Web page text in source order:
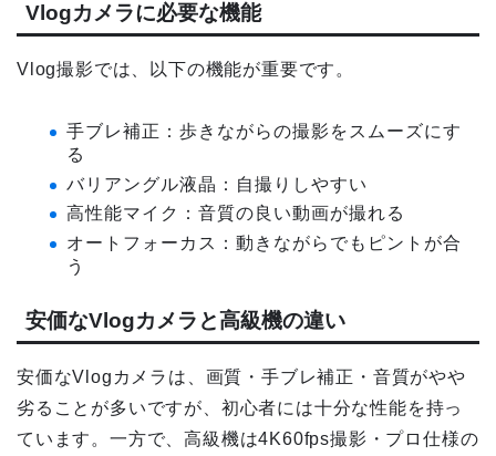
Vlogカメラに必要な機能
Vlog撮影では、以下の機能が重要です。
手ブレ補正：歩きながらの撮影をスムーズにす
る
バリアングル液晶：自撮りしやすい
高性能マイク：音質の良い動画が撮れる
オートフォーカス：動きながらでもピントが合
う
安価なVlogカメラと高級機の違い
安価なVlogカメラは、画質・手ブレ補正・音質がやや
劣ることが多いですが、初心者には十分な性能を持っ
ています。一方で、高級機は4K60fps撮影・プロ仕様の